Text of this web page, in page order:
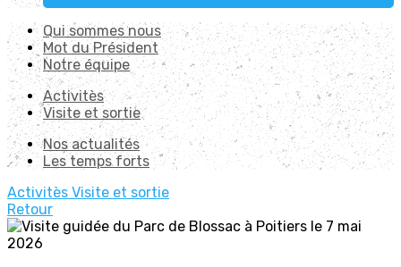
Qui sommes nous
Mot du Président
Notre équipe
Activitès
Visite et sortie
Nos actualités
Les temps forts
Activitès Visite et sortie
Retour